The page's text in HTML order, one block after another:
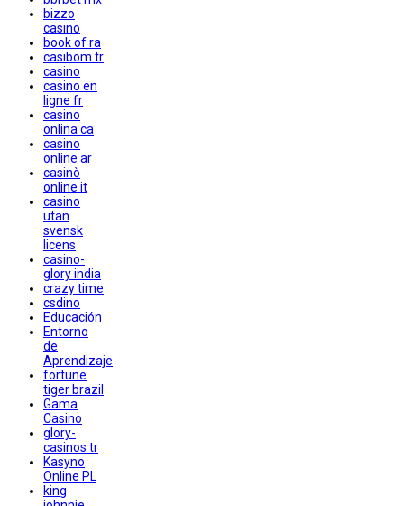
bizzo
casino
book of ra
casibom tr
casino
casino en
ligne fr
casino
onlina ca
casino
online ar
casinò
online it
casino
utan
svensk
licens
casino-
glory india
crazy time
csdino
Educación
Entorno
de
Aprendizaje
fortune
tiger brazil
Gama
Casino
glory-
casinos tr
Kasyno
Online PL
king